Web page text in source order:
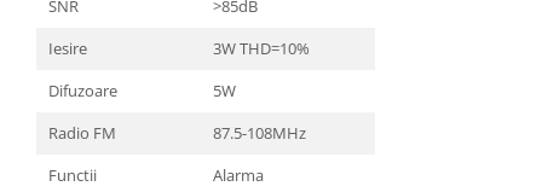
SNR
>85dB
Iesire
3W THD=10%
Difuzoare
5W
Radio FM
87.5-108MHz
Functii
Alarma